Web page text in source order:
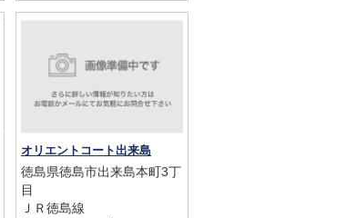
オリエントコート出来島
徳島県徳島市出来島本町3丁
目
ＪＲ徳島線